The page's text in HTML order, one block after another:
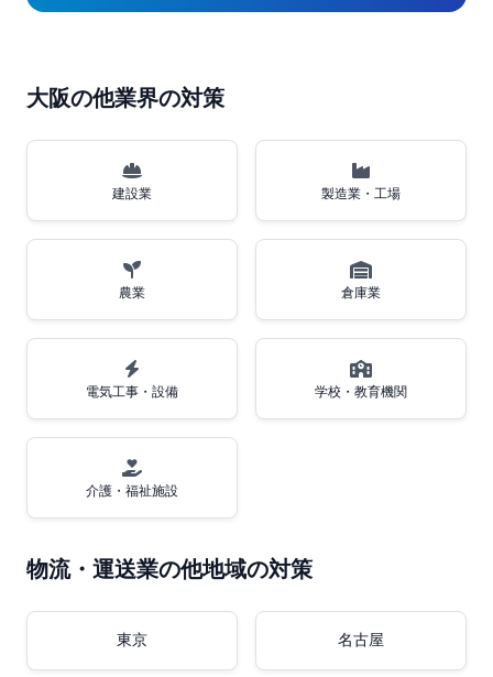
大阪の他業界の対策
建設業 製造業・工場
農業 倉庫業
電気工事・設備 学校・教育機関
介護・福祉施設
物流・運送業の他地域の対策
東京 名古屋